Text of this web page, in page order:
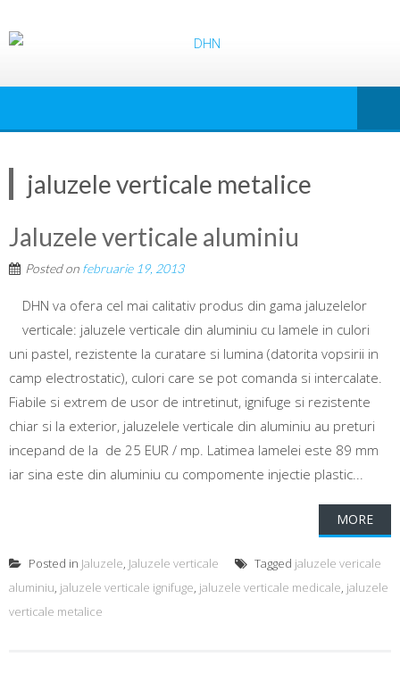
jaluzele verticale metalice
Jaluzele verticale aluminiu
Posted on februarie 19, 2013
DHN va ofera cel mai calitativ produs din gama jaluzelelor
verticale: jaluzele verticale din aluminiu cu lamele in culori
uni pastel, rezistente la curatare si lumina (datorita vopsirii in
camp electrostatic), culori care se pot comanda si intercalate.
Fiabile si extrem de usor de intretinut, ignifuge si rezistente
chiar si la exterior, jaluzelele verticale din aluminiu au preturi
incepand de la de 25 EUR / mp. Latimea lamelei este 89 mm
iar sina este din aluminiu cu compomente injectie plastic...
MORE
Posted in Jaluzele, Jaluzele verticale Tagged jaluzele vericale
aluminiu, jaluzele verticale ignifuge, jaluzele verticale medicale, jaluzele
verticale metalice